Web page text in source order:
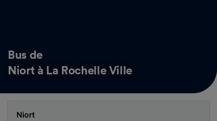
Bus de
Niort à La Rochelle Ville